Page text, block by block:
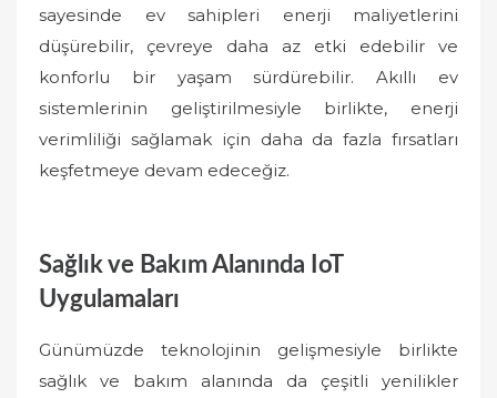
sayesinde ev sahipleri enerji maliyetlerini
düşürebilir, çevreye daha az etki edebilir ve
konforlu bir yaşam sürdürebilir. Akıllı ev
sistemlerinin geliştirilmesiyle birlikte, enerji
verimliliği sağlamak için daha da fazla fırsatları
keşfetmeye devam edeceğiz.
Sağlık ve Bakım Alanında IoT
Uygulamaları
Günümüzde teknolojinin gelişmesiyle birlikte
sağlık ve bakım alanında da çeşitli yenilikler